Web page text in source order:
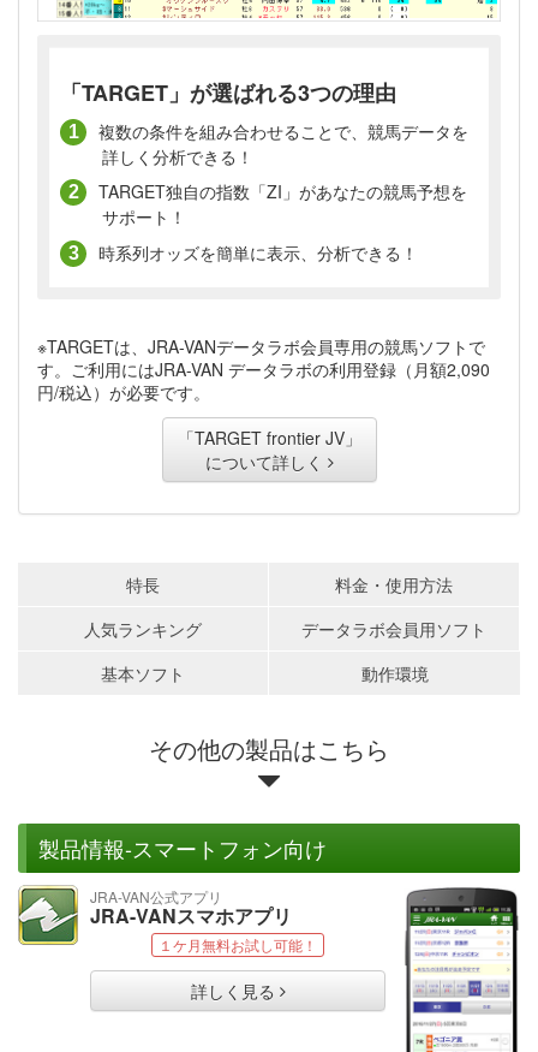
「TARGET」が選ばれる3つの理由
複数の条件を組み合わせることで、競馬データを
詳しく分析できる！
TARGET独自の指数「ZI」があなたの競馬予想を
サポート！
時系列オッズを簡単に表示、分析できる！
※TARGETは、JRA-VANデータラボ会員専用の競馬ソフトで
す。ご利用にはJRA-VAN データラボの利用登録（月額2,090
円/税込）が必要です。
「TARGET frontier JV」
について詳しく
特長
料金・使用方法
人気ランキング
データラボ会員用ソフト
基本ソフト
動作環境
その他の製品はこちら
製品情報-スマートフォン向け
JRA-VAN公式アプリ
JRA-VANスマホアプリ
１ケ月無料お試し可能！
詳しく見る